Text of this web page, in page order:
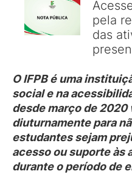
pela
das
O IFPB é uma
social e na
desde março de 2020
diuturnamente para
estudantes sejam
acesso ou suporte às
durante o período de